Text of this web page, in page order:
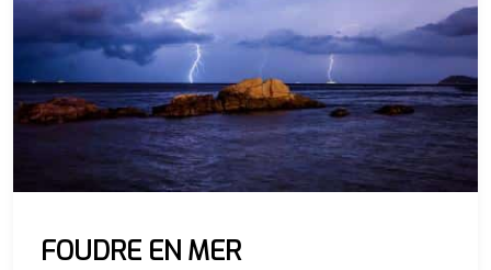
FOUDRE EN MER